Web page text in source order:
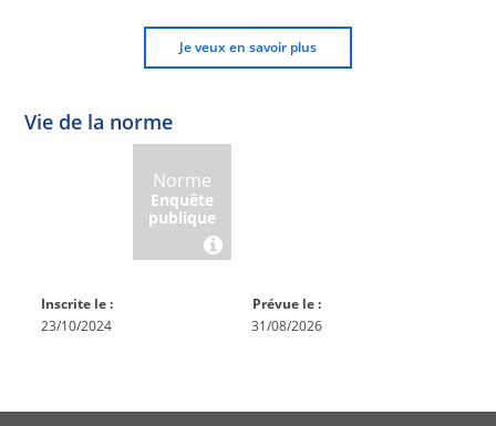
Je veux en savoir plus
Vie de la norme
Inscrite le :
23/10/2024
Norme
Enquête
publique
Prévue le :
31/08/2026